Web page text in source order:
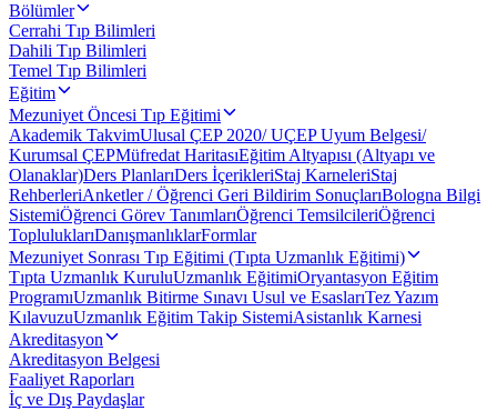
Bölümler
Cerrahi Tıp Bilimleri
Dahili Tıp Bilimleri
Temel Tıp Bilimleri
Eğitim
Mezuniyet Öncesi Tıp Eğitimi
Akademik TakvimUlusal ÇEP 2020/ UÇEP Uyum Belgesi/
Kurumsal ÇEPMüfredat HaritasıEğitim Altyapısı (Altyapı ve
Olanaklar)Ders PlanlarıDers İçerikleriStaj KarneleriStaj
RehberleriAnketler / Öğrenci Geri Bildirim SonuçlarıBologna Bilgi
SistemiÖğrenci Görev TanımlarıÖğrenci TemsilcileriÖğrenci
TopluluklarıDanışmanlıklarFormlar
Mezuniyet Sonrası Tıp Eğitimi (Tıpta Uzmanlık Eğitimi)
Tıpta Uzmanlık KuruluUzmanlık EğitimiOryantasyon Eğitim
ProgramıUzmanlık Bitirme Sınavı Usul ve EsaslarıTez Yazım
KılavuzuUzmanlık Eğitim Takip SistemiAsistanlık Karnesi
Akreditasyon
Akreditasyon Belgesi
Faaliyet Raporları
İç ve Dış Paydaşlar